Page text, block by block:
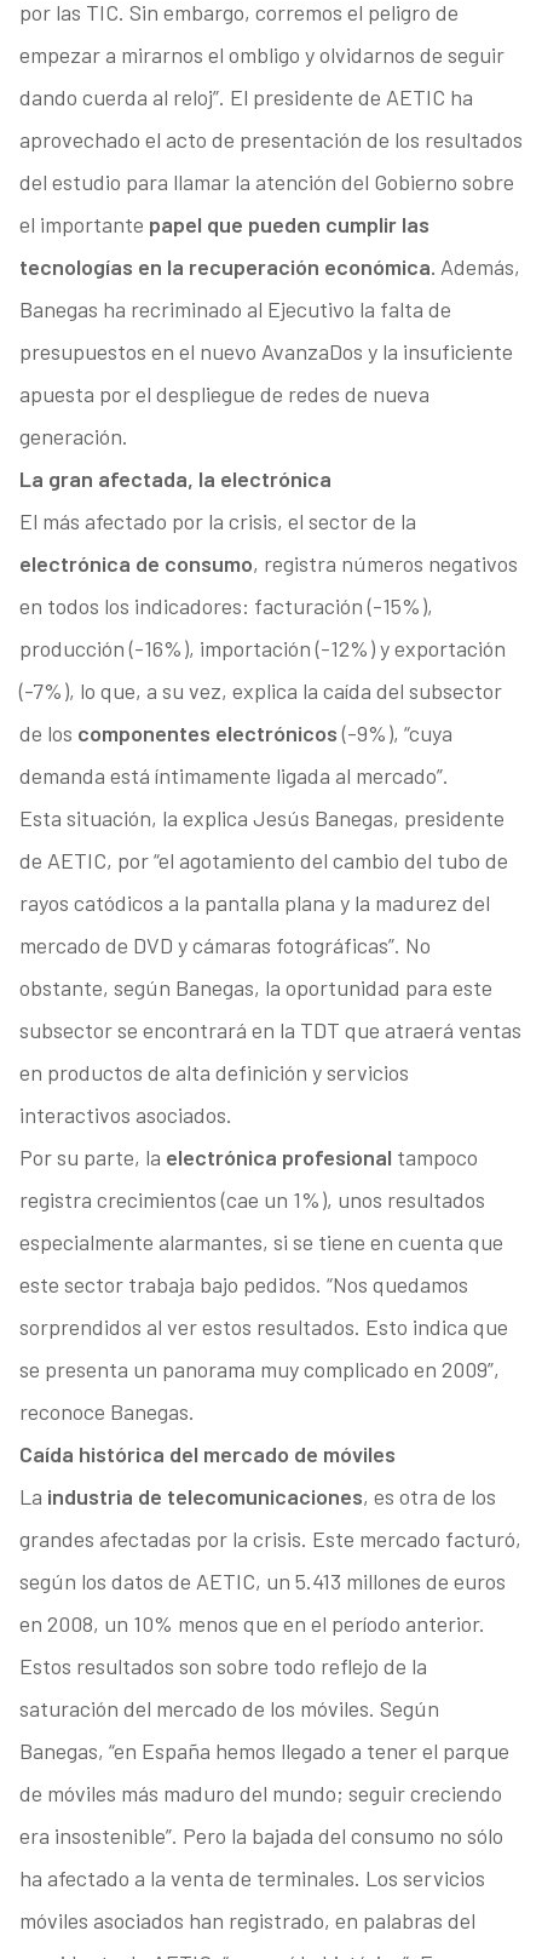
por las TIC. Sin embargo, corremos el peligro de
empezar a mirarnos el ombligo y olvidarnos de seguir
dando cuerda al reloj”. El presidente de AETIC ha
aprovechado el acto de presentación de los resultados
del estudio para llamar la atención del Gobierno sobre
el importante papel que pueden cumplir las
tecnologías en la recuperación económica. Además,
Banegas ha recriminado al Ejecutivo la falta de
presupuestos en el nuevo AvanzaDos y la insuficiente
apuesta por el despliegue de redes de nueva
generación.
La gran afectada, la electrónica
El más afectado por la crisis, el sector de la
electrónica de consumo, registra números negativos
en todos los indicadores: facturación (-15%),
producción (-16%), importación (-12%) y exportación
(-7%), lo que, a su vez, explica la caída del subsector
de los componentes electrónicos(-9%), “cuya
demanda está íntimamente ligada al mercado”.
Esta situación, la explica Jesús Banegas, presidente
de AETIC, por “el agotamiento del cambio del tubo de
rayos catódicos a la pantalla plana y la madurez del
mercado de DVD y cámaras fotográficas”. No
obstante, según Banegas, la oportunidad para este
subsector se encontrará en la TDT que atraerá ventas
en productos de alta definición y servicios
interactivos asociados.
Por su parte, la electrónica profesional tampoco
registra crecimientos (cae un 1%), unos resultados
especialmente alarmantes, si se tiene en cuenta que
este sector trabaja bajo pedidos. “Nos quedamos
sorprendidos al ver estos resultados. Esto indica que
se presenta un panorama muy complicado en 2009”,
reconoce Banegas.
Caída histórica del mercado de móviles
La industria de telecomunicaciones, es otra de los
grandes afectadas por la crisis. Este mercado facturó,
según los datos de AETIC, un 5.413 millones de euros
en 2008, un 10% menos que en el período anterior.
Estos resultados son sobre todo reflejo de la
saturación del mercado de los móviles. Según
Banegas, “en España hemos llegado a tener el parque
de móviles más maduro del mundo; seguir creciendo
era insostenible”. Pero la bajada del consumo no sólo
ha afectado a la venta de terminales. Los servicios
móviles asociados han registrado, en palabras del